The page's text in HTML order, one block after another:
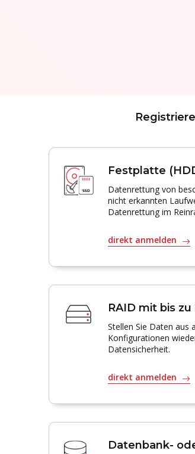
Festplatte
Datenrettung von
nicht erkannten
Datenrettung im
direkt anmelden
RAID mit bis
Stellen Sie Daten aus
Konfigurationen
Datensicherheit.
direkt anmelden
Datenbank-